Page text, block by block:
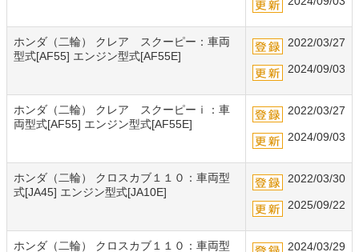
ホンダ（二輪） クレア スクーピー：車両
型式[AF55] エンジン型式[AF55E]
2022/03/27
2024/09/03
ホンダ（二輪） クレア スクーピーｉ：車
両型式[AF55] エンジン型式[AF55E]
2022/03/27
2024/09/03
ホンダ（二輪） クロスカブ１１０：車両型
式[JA45] エンジン型式[JA10E]
2022/03/30
2025/09/22
ホンダ（二輪） クロスカブ１１０：車両型
2024/03/29